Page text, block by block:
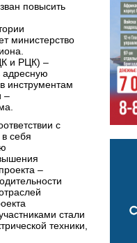
повысить
министерство
и РЦК) –
адресную
инструментам
–
с
себя
–
стали
техники,